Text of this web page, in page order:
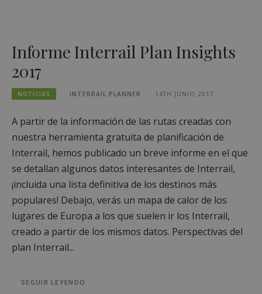
Informe Interrail Plan Insights
2017
NOTICIAS INTERRAIL PLANNER 14TH JUNIO 2017
A partir de la información de las rutas creadas con
nuestra herramienta gratuita de planificación de
Interrail, hemos publicado un breve informe en el que
se detallan algunos datos interesantes de Interrail,
¡incluida una lista definitiva de los destinos más
populares! Debajo, verás un mapa de calor de los
lugares de Europa a los que suelen ir los Interrail,
creado a partir de los mismos datos. Perspectivas del
plan Interrail...
SEGUIR LEYENDO